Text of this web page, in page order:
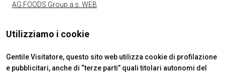
AG FOODS Group a.s. WEB
Utilizziamo i cookie
Gentile Visitatore, questo sito web utilizza cookie di profilazione
e pubblicitari, anche di “terze parti” quali titolari autonomi del